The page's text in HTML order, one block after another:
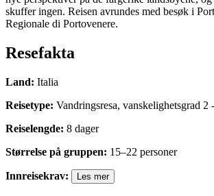
skuffer ingen. Reisen avrundes med besøk i
Regionale di Portovenere.
Resefakta
Land: Italia
Reisetype: Vandringsresa, vanskelighetsgrad 2 -
Reiselengde: 8 dager
Størrelse på gruppen: 15–22 personer
Innreisekrav: Les mer